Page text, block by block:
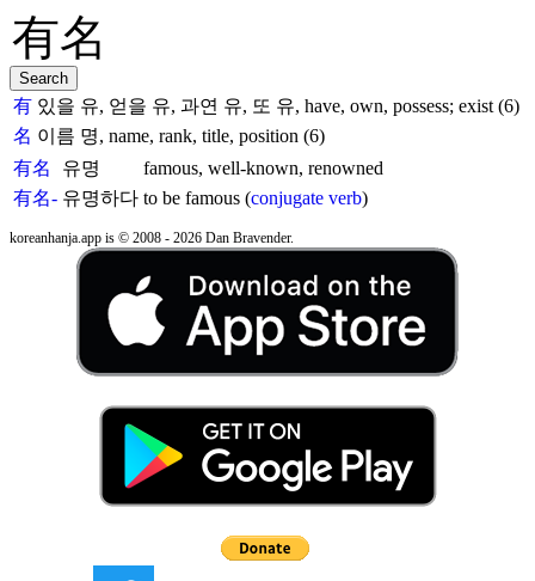
有 있을 유, 얻을 유, 과연 유, 또 유, have, own, possess; exist (6)
名 이름 명, name, rank, title, position (6)
有名
유명
famous, well-known, renowned
有名- 유명하다 to be famous (conjugate verb)
koreanhanja.app is © 2008 - 2026 Dan Bravender.